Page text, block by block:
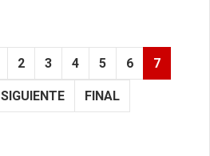
2 3 4 5 6 7
SIGUIENTE FINAL